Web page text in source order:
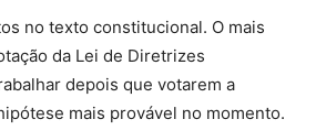
no texto constitucional. O mais
da Lei de Diretrizes
depois que votarem a
mais provável no momento.